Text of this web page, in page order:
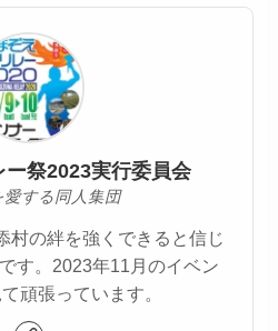
祭2023実行委員会
愛する同人集団
村の絆を強くできると信じ
す。2023年11月のイベン
頑張っています。